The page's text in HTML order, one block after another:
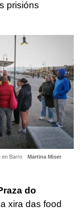
prisións
en Barro Martina Miser
do
xira das food